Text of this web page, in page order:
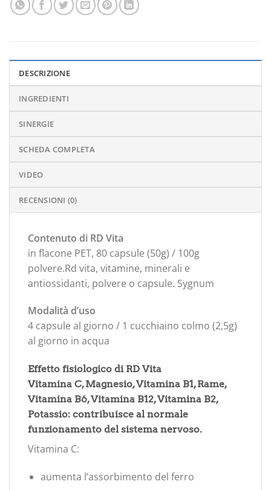
DESCRIZIONE
INGREDIENTI
SINERGIE
SCHEDA COMPLETA
VIDEO
RECENSIONI (0)
Contenuto di RD Vita
in flacone PET, 80 capsule (50g) / 100g
polvere.Rd vita, vitamine, minerali e
antiossidanti, polvere o capsule. Sygnum
Modalità d’uso
4 capsule al giorno / 1 cucchiaino colmo (2,5g)
al giorno in acqua
Effetto fisiologico di RD Vita
Vitamina C, Magnesio, Vitamina B1, Rame,
Vitamina B6, Vitamina B12, Vitamina B2,
Potassio: contribuisce al normale
funzionamento del sistema nervoso.
Vitamina C:
aumenta l’assorbimento del ferro